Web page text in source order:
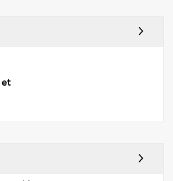
et